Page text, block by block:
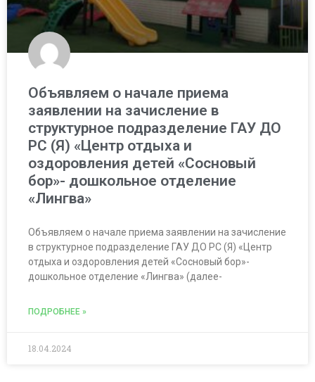
Объявляем о начале приема
заявлении на зачисление в
структурное подразделение ГАУ ДО
РС (Я) «Центр отдыха и
оздоровления детей «Сосновый
бор»- дошкольное отделение
«Лингва»
Объявляем о начале приема заявлении на зачисление
в структурное подразделение ГАУ ДО РС (Я) «Центр
отдыха и оздоровления детей «Сосновый бор»-
дошкольное отделение «Лингва» (далее-
ПОДРОБНЕЕ »
18.04.2024